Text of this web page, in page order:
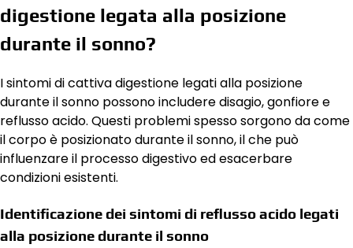
digestione legata alla posizione
durante il sonno?
I sintomi di cattiva digestione legati alla posizione
durante il sonno possono includere disagio, gonfiore e
reflusso acido. Questi problemi spesso sorgono da come
il corpo è posizionato durante il sonno, il che può
influenzare il processo digestivo ed esacerbare
condizioni esistenti.
Identificazione dei sintomi di reflusso acido legati
alla posizione durante il sonno